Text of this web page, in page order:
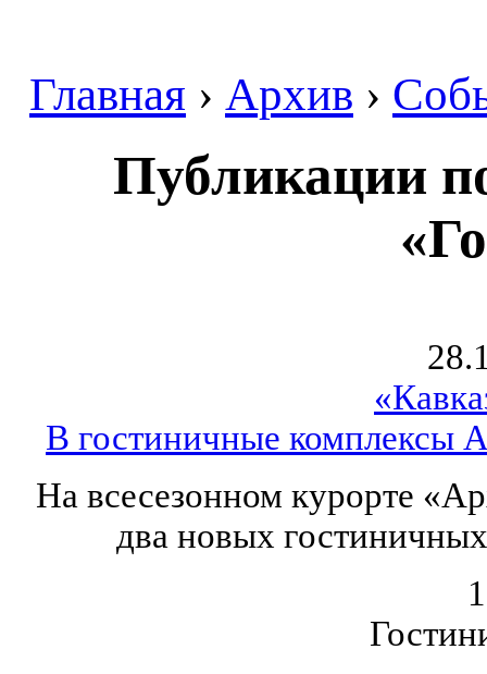
Главная › Архив ›
Публикации
В гостиничные комплексы
На всесезонном курорте
два новых